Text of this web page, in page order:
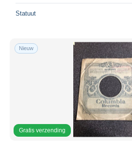
Statuut
Nieuw
Gratis verzending